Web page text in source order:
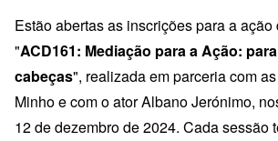
Estão abertas as inscrições para a
"ACD161: Mediação para a Ação:
cabeças", realizada em parceria com
Minho e com o atorAlbano Jerónimo,
12 de dezembro de 2024. Cada sessão